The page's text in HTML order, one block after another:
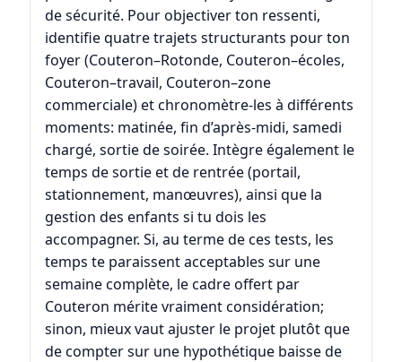
de sécurité. Pour objectiver ton ressenti,
identifie quatre trajets structurants pour ton
foyer (Couteron–Rotonde, Couteron–écoles,
Couteron–travail, Couteron–zone
commerciale) et chronomètre-les à différents
moments: matinée, fin d’après-midi, samedi
chargé, sortie de soirée. Intègre également le
temps de sortie et de rentrée (portail,
stationnement, manœuvres), ainsi que la
gestion des enfants si tu dois les
accompagner. Si, au terme de ces tests, les
temps te paraissent acceptables sur une
semaine complète, le cadre offert par
Couteron mérite vraiment considération;
sinon, mieux vaut ajuster le projet plutôt que
de compter sur une hypothétique baisse de